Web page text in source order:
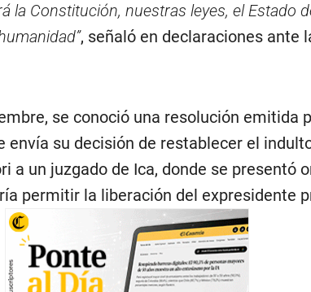
la Constitución, nuestras leyes, el Estado
, señaló en declaraciones ante
se conoció una resolución emitida
envía su decisión de restablecer el
a un juzgado de Ica, donde se presentó
permitir la liberación del expresidente